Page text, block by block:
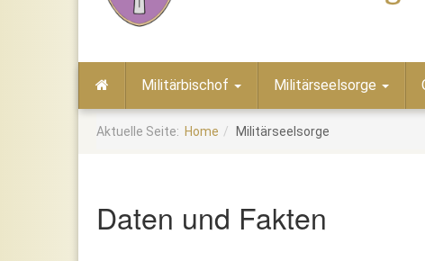
Home
Militärbischof Militärseelsorge
Aktuelle Seite: Home Militärseelsorge
Daten und Fakten